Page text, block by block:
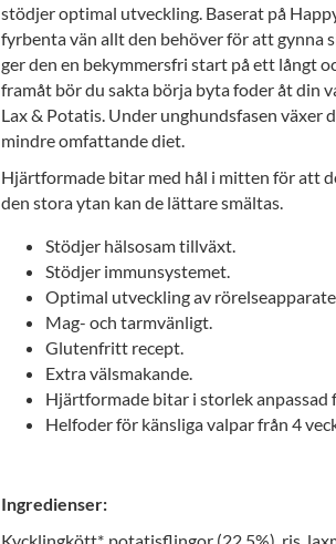
stödjer optimal utveckling. Baserat på
fyrbenta vän allt den behöver för att gynna
ger den en bekymmersfri start på ett långt
framåt bör du sakta börja byta foder åt din
Lax & Potatis. Under unghundsfasen växer
mindre omfattande diet.
Hjärtformade bitar med hål i mitten för att
den stora ytan kan de lättare smältas.
Stödjer hälsosam tillväxt.
Stödjer immunsystemet.
Optimal utveckling av
Mag- och tarmvänligt.
Glutenfritt recept.
Extra välsmakande.
Hjärtformade bitar i storlek anpassad
Helfoder för känsliga valpar från 4
Ingredienser: